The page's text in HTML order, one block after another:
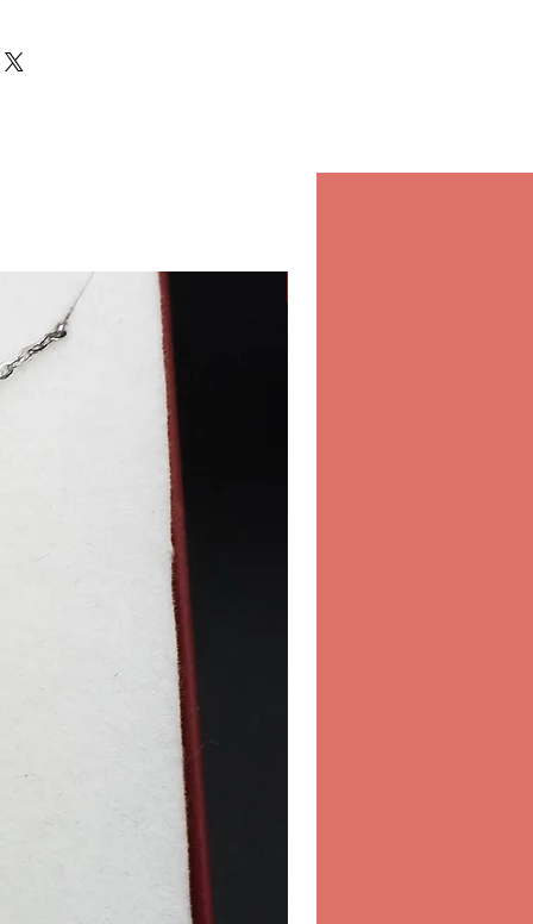
Richtlinie gilt für alle
Shop.
an Ihre Haustür
Donnerstag